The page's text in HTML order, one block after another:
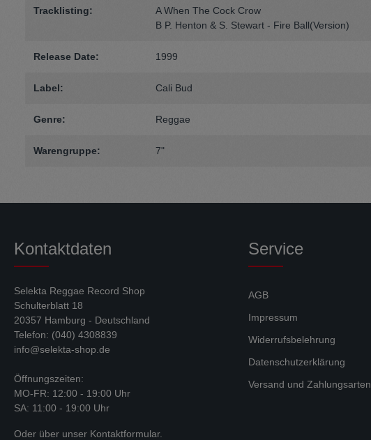
Tracklisting:
A When The Cock Crow
B P. Henton & S. Stewart - Fire Ball(Version)
Release Date: 1999
Label: Cali Bud
Genre: Reggae
Warengruppe: 7"
Kontaktdaten
Selekta Reggae Record Shop
Schulterblatt 18
20357 Hamburg - Deutschland
Telefon: (040) 4308839
info@selekta-shop.de
Öffnungszeiten:
MO-FR: 12:00 - 19:00 Uhr
SA: 11:00 - 19:00 Uhr
Oder über unser Kontaktformular.
Service
AGB
Impressum
Widerrufsbelehrung
Datenschutzerklärung
Versand und Zahlungsarten